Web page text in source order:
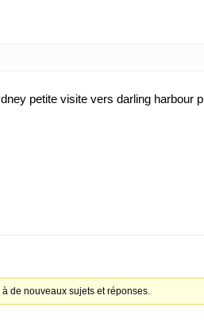
petite visite vers darling harbour
à de nouveaux sujets et réponses.